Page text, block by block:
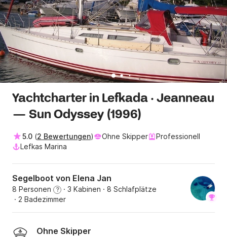
Yachtcharter in Lefkada · Jeanneau
— Sun Odyssey (1996)
5.0 (2 Bewertungen) Ohne Skipper
Professionell
Lefkas Marina
Segelboot von Elena Jan
8 Personen ? · 3 Kabinen · 8 Schlafplätze
· 2 Badezimmer
Ohne Skipper